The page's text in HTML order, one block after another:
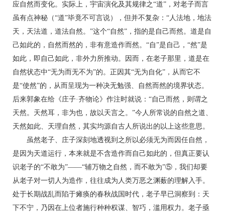
应自然而变化。实际上，宇宙演化及其规律之“道”，对老子而言
虽有点神秘（“道”毕竟不可言说），但并不复杂：“人法地，地法
天，天法道，道法自然。”这个“自然”，指的是自己而然。道是自
己如此的，自然而然的，非有意造作而然。“自”是自己，“然”是
如此，即自己如此，非外力所推动。因而，在老子那里，道是在
自然状态中“无为而无不为”的。正因其“无为自化”，从而它不
是“使然”的，从而呈现为一种决无勉强、自然而然的境界状态。
后来郭象在给《庄子·齐物论》作注时就说：“自己而然，则谓之
天然。天然耳，非为也，故以天言之。”今人所常说的自然之道、
天然如此、天理自然，其实均源自古人所说出的以上这些意思。
虽然老子、庄子深刻地透视到之所以必须无为而因任自然，
是因为天道运行，本来就是不含造作而自己如此的，但真正要认
识老子的“不敢为”——“辅万物之自然，而不敢为”⑤，我们却要
从老子对一切人为造作，往往成为人类万恶之渊薮的理解入手。
处于长期战乱而陷于瘫痪的春秋战国时代，老子早已洞察到：天
下不宁，乃因在上位者施行种种权谋、智巧，滥用权力。老子亟